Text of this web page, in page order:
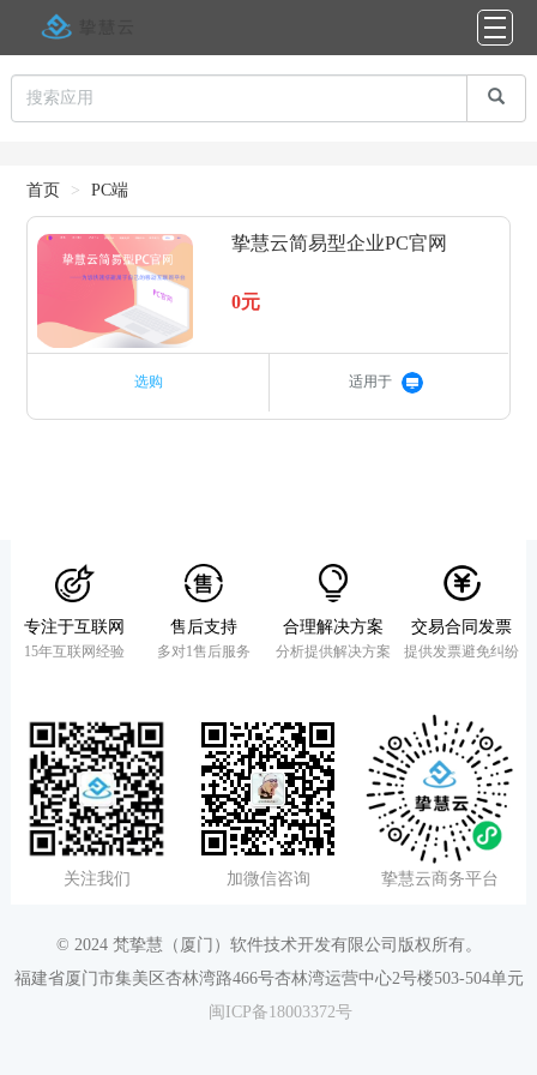
首页 PC端
挚慧云简易型企业PC官网
0元
选购 适用于
专注于互联网
15年互联网经验
售后支持
多对1售后服务
合理解决方案
分析提供解决方案
交易合同发票
提供发票避免纠纷
关注我们 加微信咨询 挚慧云商务平台
© 2024 梵挚慧（厦门）软件技术开发有限公司版权所有。
福建省厦门市集美区杏林湾路466号杏林湾运营中心2号楼503-504单元
闽ICP备18003372号